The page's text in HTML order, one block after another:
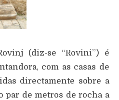
(diz-se “Rovini”) é
com as casas de
directamente sobre a
par de metros de rocha a